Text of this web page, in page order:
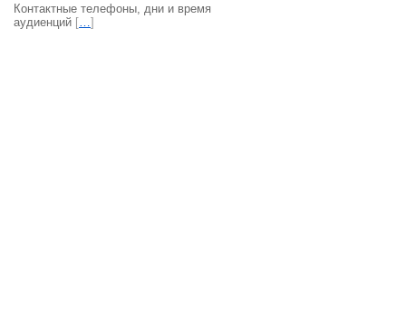
Контактные телефоны, дни и время
аудиенций […]